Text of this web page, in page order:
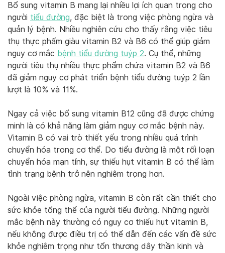
Bổ sung vitamin B mang lại nhiều lợi ích quan trọng cho
người tiểu đường, đặc biệt là trong việc phòng ngừa và
quản lý bệnh. Nhiều nghiên cứu cho thấy rằng việc tiêu
thụ thực phẩm giàu vitamin B2 và B6 có thể giúp giảm
nguy cơ mắc bệnh tiểu đường tuýp 2. Cụ thể, những
người tiêu thụ nhiều thực phẩm chứa vitamin B2 và B6
đã giảm nguy cơ phát triển bệnh tiểu đường tuýp 2 lần
lượt là 10% và 11%.
Ngay cả việc bổ sung vitamin B12 cũng đã được chứng
minh là có khả năng làm giảm nguy cơ mắc bệnh này.
Vitamin B có vai trò thiết yếu trong nhiều quá trình
chuyển hóa trong cơ thể. Do tiểu đường là một rối loạn
chuyển hóa mạn tính, sự thiếu hụt vitamin B có thể làm
tình trạng bệnh trở nên nghiêm trọng hơn.
Ngoài việc phòng ngừa, vitamin B còn rất cần thiết cho
sức khỏe tổng thể của người tiểu đường. Những người
mắc bệnh này thường có nguy cơ thiếu hụt vitamin B,
nếu không được điều trị có thể dẫn đến các vấn đề sức
khỏe nghiêm trọng như tổn thương dây thần kinh và